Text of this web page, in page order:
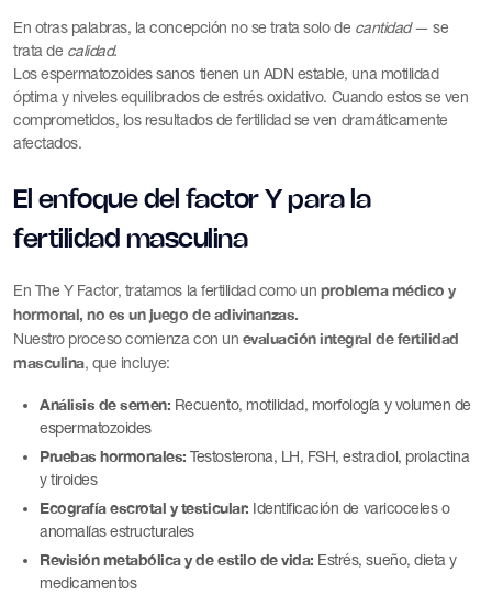
En otras palabras, la concepción no se trata solo de cantidad— se
trata de calidad.
Los espermatozoides sanos tienen un ADN estable, una motilidad
óptima y niveles equilibrados de estrés oxidativo. Cuando estos se ven
comprometidos, los resultados de fertilidad se ven dramáticamente
afectados.
El enfoque del factor Y para la
fertilidad masculina
En The Y Factor, tratamos la fertilidad como un problema médico y
hormonal, no es un juego de adivinanzas.
Nuestro proceso comienza con un evaluación integral de fertilidad
masculina, que incluye:
Análisis de semen: Recuento, motilidad, morfología y volumen de
espermatozoides
Pruebas hormonales: Testosterona, LH, FSH, estradiol, prolactina
y tiroides
Ecografía escrotal y testicular: Identificación de varicoceles o
anomalías estructurales
Revisión metabólica y de estilo de vida: Estrés, sueño, dieta y
medicamentos